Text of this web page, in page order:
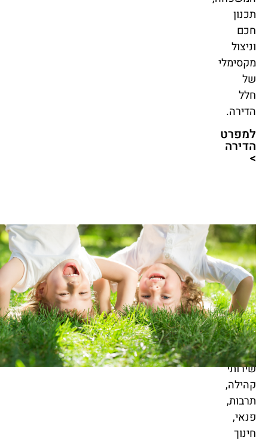
תכנון
חכם
וניצול
מקסימלי
של
חלל
הדירה.
למפרט
הדירה
חיי
קהילה
עוטפים
כתושבי
השכונה
החדשה
תיהנו
ממגוון
שירותי
קהילה,
תרבות,
פנאי,
חינוך